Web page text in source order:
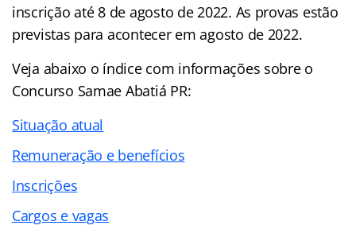
inscrição até 8 de agosto de 2022. As provas estão
previstas para acontecer em agosto de 2022.
Veja abaixo o índicecom informações sobre o
Concurso Samae Abatiá PR:
Situação atual
Remuneração e benefícios
Inscrições
Cargos e vagas